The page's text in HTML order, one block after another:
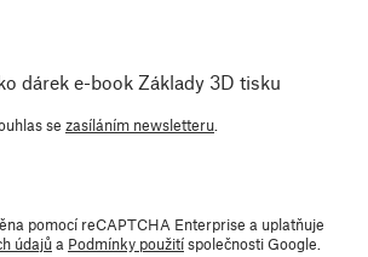
dárek e-book Základy 3D tisku
se zasíláním newsletteru
pomocí reCAPTCHA Enterprise a uplatňuje
údajůa Podmínky použitíspolečnosti Google.